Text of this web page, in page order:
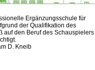
Ergänzungsschule für
der Qualifikation des
auf den Beruf des Schauspielers
D. Kneib